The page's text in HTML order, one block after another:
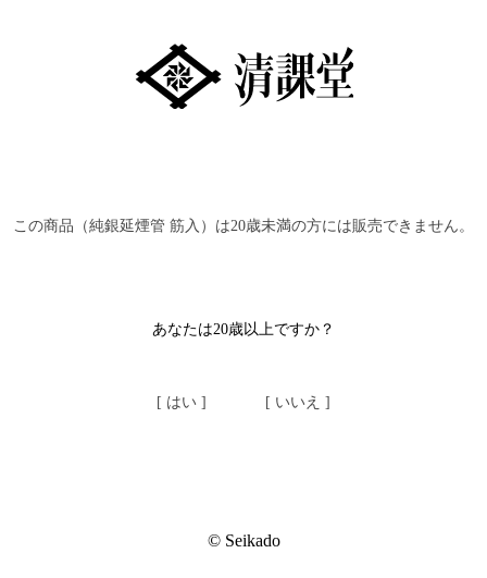
この商品（純銀延煙管 筋入）は20歳未満の方には販売できません。
あなたは20歳以上ですか？
[ はい ] [ いいえ ]
© Seikado